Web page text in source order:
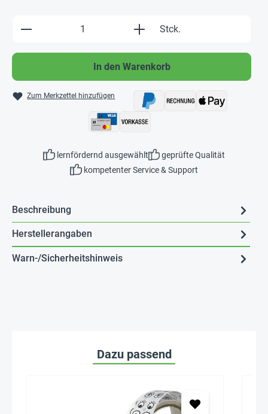
Produkt Anzahl: Gib den gewünschten
Stck.
In den Warenkorb
Zum Merkzettel hinzufügen
lernfördernd ausgewählt
geprüfte Qualität
kompetenter Service & Support
Beschreibung
Herstellerangaben
Warn-/Sicherheitshinweis
Dazu passend